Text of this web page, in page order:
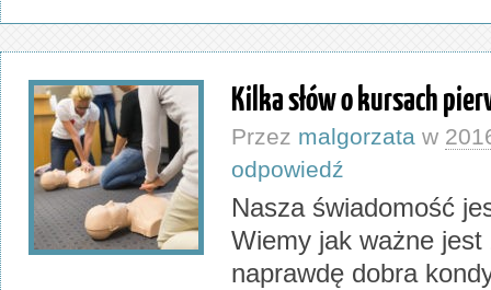
Kilka słów o kursach
Przez malgorzata w
odpowiedź
Nasza świadomość
Wiemy jak ważne jest
naprawdę dobra